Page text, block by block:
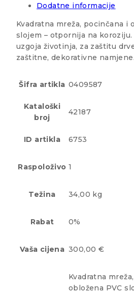
Dodatne informacije
Kvadratna mreža, pocinčana i
slojem – otpornija na
uzgoja životinja, za zaštitu
zaštitne, dekorativne namjene.
Šifra artikla 0409587
Kataloški
broj
42187
ID artikla 6753
Raspoloživo 1
Težina 34,00 kg
Rabat 0%
Vaša cijena 300,00 €
Kvadratna
obložena PVC